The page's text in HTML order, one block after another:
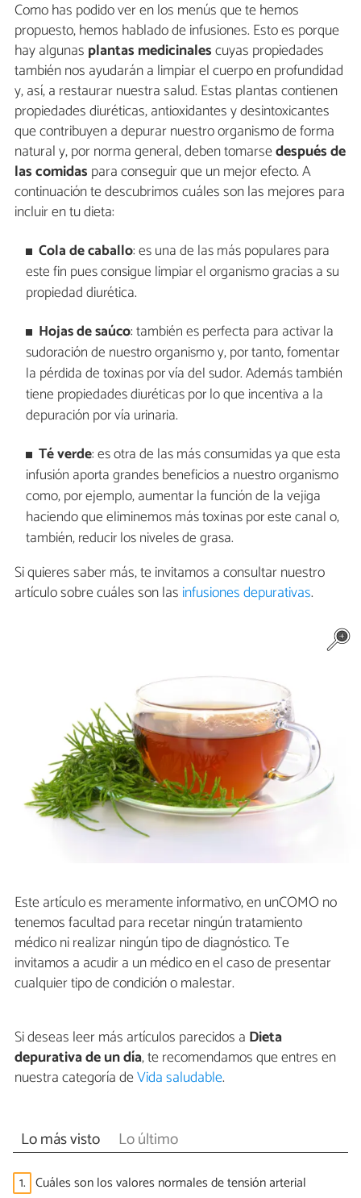
Como has podido ver en los menús que te hemos
propuesto, hemos hablado de infusiones. Esto es porque
hay algunas plantas medicinalescuyas propiedades
también nos ayudarán a limpiar el cuerpo en profundidad
y, así, a restaurar nuestra salud. Estas plantas contienen
propiedades diuréticas, antioxidantes y desintoxicantes
que contribuyen a depurar nuestro organismo de forma
natural y, por norma general, deben tomarsedespués de
las comidas para conseguir que un mejor efecto. A
continuación te descubrimos cuáles son las mejores para
incluir en tu dieta:
Cola de caballo: es una de las más populares para
este fin pues consigue limpiar el organismo gracias a su
propiedad diurética.
Hojas de saúco: también es perfecta para activar la
sudoración de nuestro organismo y, por tanto, fomentar
la pérdida de toxinas por vía del sudor. Además también
tiene propiedades diuréticas por lo que incentiva a la
depuración por vía urinaria.
Té verde: es otra de las más consumidas ya que esta
infusión aporta grandes beneficios a nuestro organismo
como, por ejemplo, aumentar la función de la vejiga
haciendo que eliminemos más toxinas por este canal o,
también, reducir los niveles de grasa.
Si quieres saber más, te invitamos a consultar nuestro
artículo sobre cuáles son las infusiones depurativas.
Este artículo es meramente informativo, en unCOMO no
tenemos facultad para recetar ningún tratamiento
médico ni realizar ningún tipo de diagnóstico. Te
invitamos a acudir a un médico en el caso de presentar
cualquier tipo de condición o malestar.
Si deseas leer más artículos parecidos a Dieta
depurativa de un día, te recomendamos que entres en
nuestra categoría deVida saludable.
Lo más visto Lo último
1. Cuáles son los valores normales de tensión arterial